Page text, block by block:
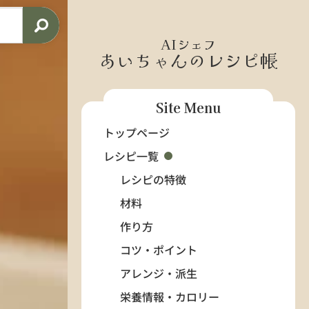
AIシェフ
あいちゃんのレシピ帳
Site Menu
トップページ
レシピ一覧
レシピの特徴
材料
作り方
コツ・ポイント
アレンジ・派生
栄養情報・カロリー